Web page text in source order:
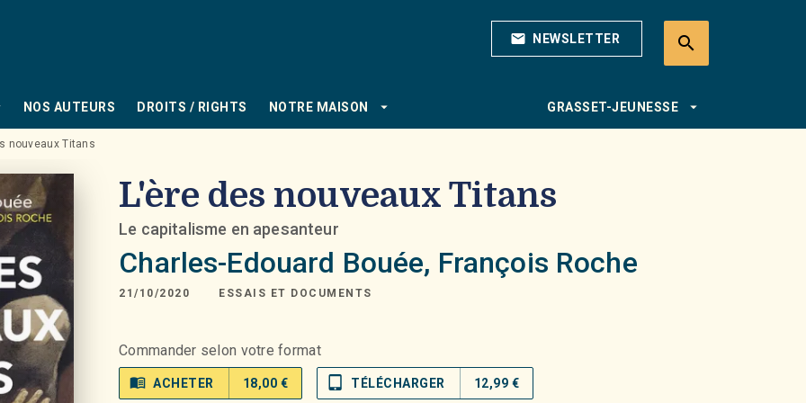
mail NEWSLETTER search
NOS AUTEURS DROITS / RIGHTS NOTRE MAISON arrow_drop_down GRASSET-JEUNESSE arrow_drop_down
nouveaux Titans
L'ère des nouveaux Titans
Le capitalisme en apesanteur
Charles-Edouard Bouée, François Roche
21/10/2020 ESSAIS ET DOCUMENTS
Commander selon votre format
menu_book ACHETER 18,00 € tablet_mac TÉLÉCHARGER 12,99 €